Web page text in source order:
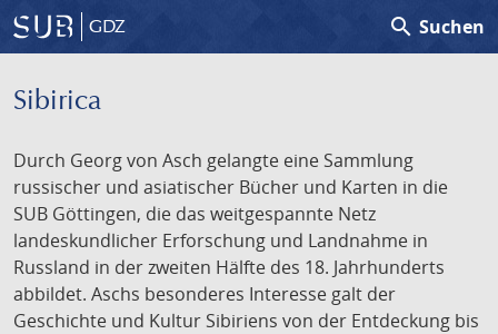
GDZ search Suchen
Sibirica
Durch Georg von Asch gelangte eine Sammlung
russischer und asiatischer Bücher und Karten in die
SUB Göttingen, die das weitgespannte Netz
landeskundlicher Erforschung und Landnahme in
Russland in der zweiten Hälfte des 18. Jahrhunderts
abbildet. Aschs besonderes Interesse galt der
Geschichte und Kultur Sibiriens von der Entdeckung bis